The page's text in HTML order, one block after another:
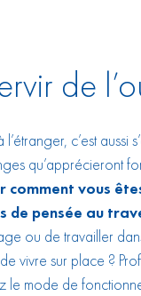
de
c’est aussi
qu’apprécieront
comment vous
de pensée au
ou de travailler
vivre sur place ?
le mode de